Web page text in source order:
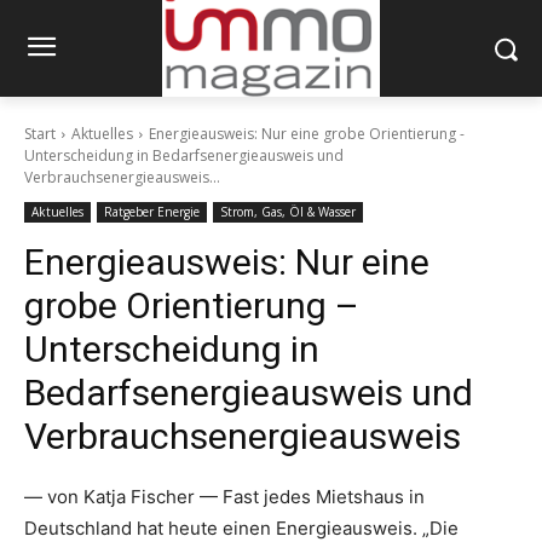
Start Aktuelles
Energieausweis: Nur eine grobe Orientierung -
Unterscheidung in Bedarfsenergieausweis und
Verbrauchsenergieausweis...
Aktuelles Ratgeber Energie Strom, Gas, Öl & Wasser
Energieausweis: Nur eine
grobe Orientierung –
Unterscheidung in
Bedarfsenergieausweis und
Verbrauchsenergieausweis
— von Katja Fischer — Fast jedes Mietshaus in
Deutschland hat heute einen Energieausweis. „Die